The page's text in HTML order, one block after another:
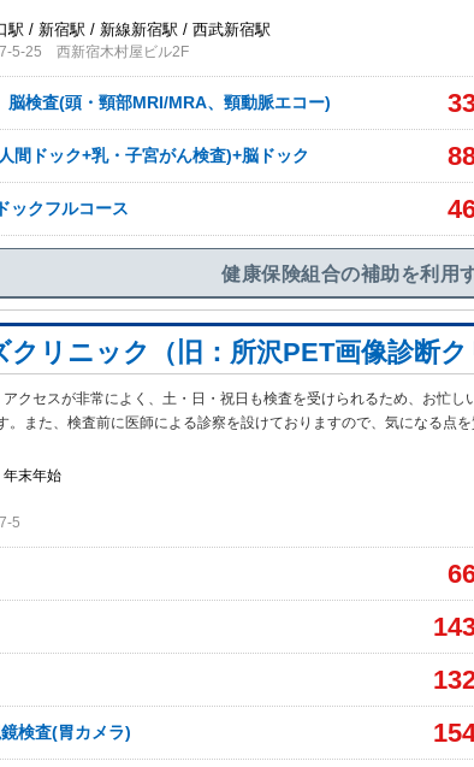
駅 / 新宿駅 / 新線新宿駅 / 西武新宿駅
5-25 西新宿木村屋ビル2F
脳検査(頭・頸部MRI/MRA、頸動脈エコー)
間ドック+乳・子宮がん検査)+脳ドック
ックフルコース
健康保険組合の補助を利用
クリニック（旧：所沢PET画像診断ク
クセスが非常によく、土・日・祝日も検査を受けられるため、お忙し
。また、検査前に医師による診察を設けておりますので、気になる点
年末年始
5
検査(胃カメラ)